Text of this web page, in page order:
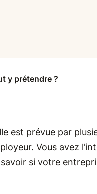
y prétendre ?
est prévue par
Vous avez
si votre